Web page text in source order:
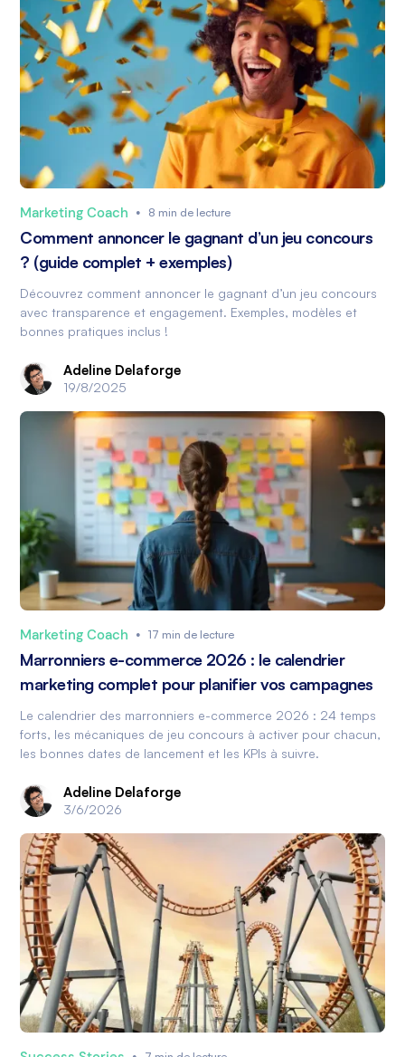
Marketing Coach • 8 min de lecture
Comment annoncer le gagnant d’un jeu concours
? (guide complet + exemples)
Découvrez comment annoncer le gagnant d’un jeu concours
avec transparence et engagement. Exemples, modèles et
bonnes pratiques inclus !
Adeline Delaforge
19/8/2025
Marketing Coach • 17 min de lecture
Marronniers e-commerce 2026 : le calendrier
marketing complet pour planifier vos campagnes
Le calendrier des marronniers e-commerce 2026 : 24 temps
forts, les mécaniques de jeu concours à activer pour chacun,
les bonnes dates de lancement et les KPIs à suivre.
Adeline Delaforge
3/6/2026